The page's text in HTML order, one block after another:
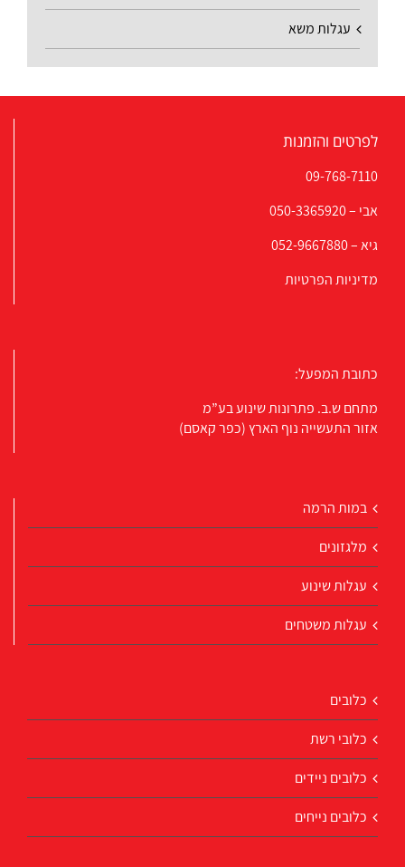
עגלות משא
לפרטים והזמנות
09-768-7110
אבי –050-3365920
גיא –052-9667880
מדיניות הפרטיות
כתובת המפעל:
מתחם ש.ב. פתרונות שינוע בע”מ
אזור התעשייה נוף הארץ (כפר קאסם)
במות הרמה
מלגזונים
עגלות שינוע
עגלות משטחים
כלובים
כלובי רשת
כלובים ניידים
כלובים נייחים